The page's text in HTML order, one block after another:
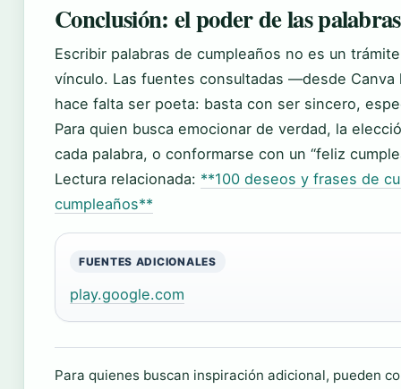
Conclusión: el poder de las
Escribir palabras de cumpleaños no es un
vínculo. Las fuentes consultadas —desde
hace falta ser poeta: basta con ser sincero,
Para quien busca emocionar de verdad, la
cada palabra, o conformarse con un “feliz
Lectura relacionada: **100 deseos y frases de
cumpleaños**
FUENTES ADICIONALES
play.google.com
Para quienes buscan inspiración adicional, pueden